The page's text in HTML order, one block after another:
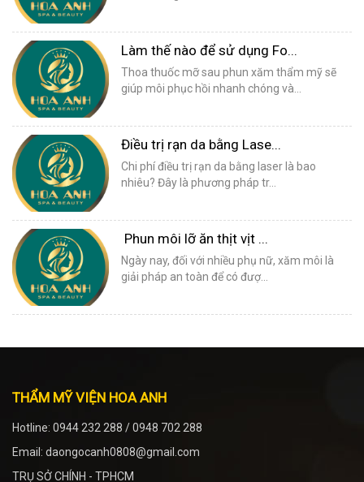
Làm thế nào để sử dụng Fo...
Thoa thuốc mỡ sau phun xăm thẩm mỹ sẽ
giúp môi phục hồi nhanh chóng và...
Điều trị rạn da bằng Lase...
Chi phí điều trị rạn da bằng laser là bao
nhiêu? Đây là phương pháp tr...
Phun môi lỡ ăn thịt vịt ...
Ngày nay, đối với nhiều phụ nữ, xăm môi là
giải pháp an toàn để có đượ...
THẨM MỸ VIỆN HOA ANH
Hotline: 0944 232 288 / 0948 702 288
Email: daongocanh0808@gmail.com
TRỤ SỞ CHÍNH - TPHCM